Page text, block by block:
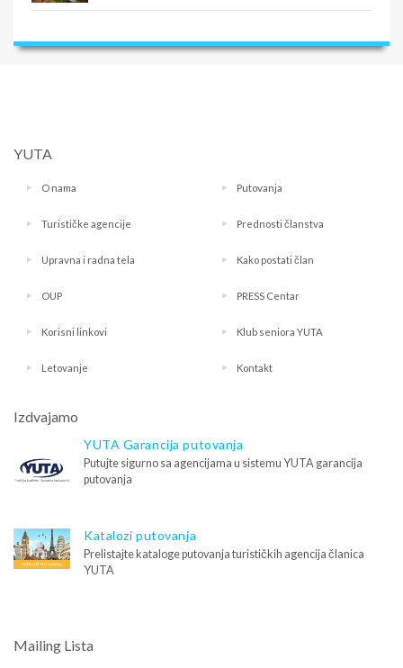
YUTA
O nama Putovanja
Turističke agencije Prednosti članstva
Upravna i radna tela Kako postati član
OUP PRESS Centar
Korisni linkovi Klub seniora YUTA
Letovanje Kontakt
Izdvajamo
YUTA Garancija putovanja
Putujte sigurno sa agencijama u sistemu YUTA garancija
putovanja
Katalozi putovanja
Prelistajte kataloge putovanja turističkih agencija članica
YUTA
Mailing Lista